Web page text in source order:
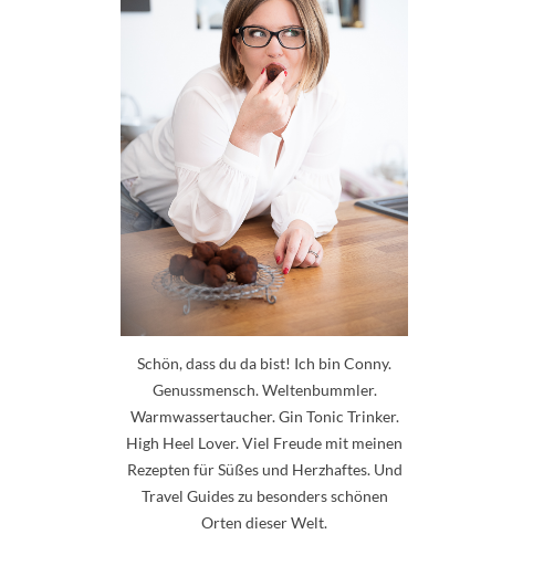
Schön, dass du da bist! Ich bin Conny.
Genussmensch. Weltenbummler.
Warmwassertaucher. Gin Tonic Trinker.
High Heel Lover. Viel Freude mit meinen
Rezepten für Süßes und Herzhaftes. Und
Travel Guides zu besonders schönen
Orten dieser Welt.